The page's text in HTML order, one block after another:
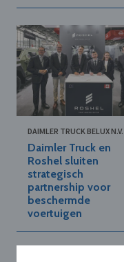
DAIMLER TRUCK BELUX N.V.
Daimler Truck en
Roshel sluiten
strategisch
partnership voor
beschermde
voertuigen